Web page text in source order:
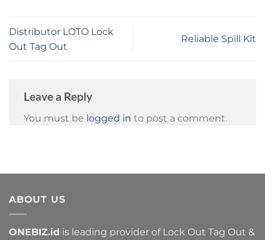
Distributor LOTO Lock
Out Tag Out
Reliable Spill Kit
Leave a Reply
You must be logged in to post a comment.
ABOUT US
ONEBIZ.id is leading provider of Lock Out Tag Out &